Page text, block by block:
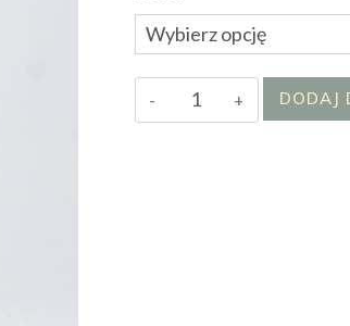
ilość
Sweter
DODAJ